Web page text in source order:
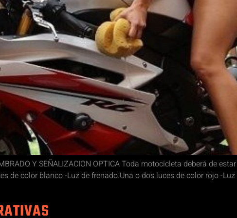
Y SEÑALIZACION OPTICA Toda motocicleta deberá de
de color blanco -Luz de frenado.Una o dos luces de color rojo -